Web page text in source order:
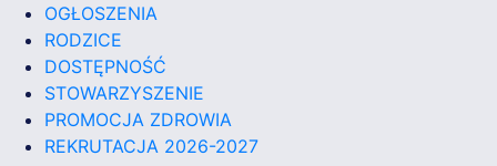
OGŁOSZENIA
RODZICE
DOSTĘPNOŚĆ
STOWARZYSZENIE
PROMOCJA ZDROWIA
REKRUTACJA 2026-2027